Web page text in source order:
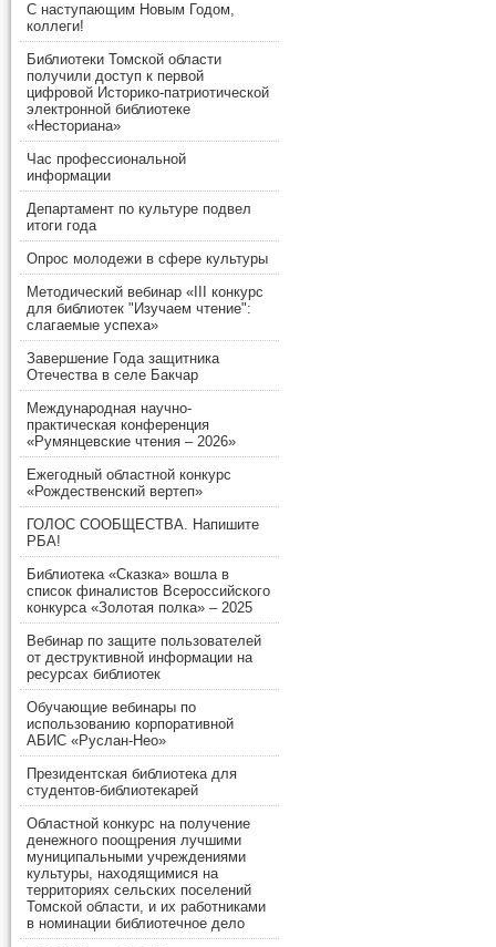
С наступающим Новым Годом,
коллеги!
Библиотеки Томской области
получили доступ к первой
цифровой Историко-патриотической
электронной библиотеке
«Несториана»
Час профессиональной
информации
Департамент по культуре подвел
итоги года
Опрос молодежи в сфере культуры
Методический вебинар «III конкурс
для библиотек "Изучаем чтение":
слагаемые успеха»
Завершение Года защитника
Отечества в селе Бакчар
Международная научно-
практическая конференция
«Румянцевские чтения – 2026»
Ежегодный областной конкурс
«Рождественский вертеп»
ГОЛОС СООБЩЕСТВА. Напишите
РБА!
Библиотека «Сказка» вошла в
список финалистов Всероссийского
конкурса «Золотая полка» – 2025
Вебинар по защите пользователей
от деструктивной информации на
ресурсах библиотек
Обучающие вебинары по
использованию корпоративной
АБИС «Руслан-Нео»
Президентская библиотека для
студентов-библиотекарей
Областной конкурс на получение
денежного поощрения лучшими
муниципальными учреждениями
культуры, находящимися на
территориях сельских поселений
Томской области, и их работниками
в номинации библиотечное дело